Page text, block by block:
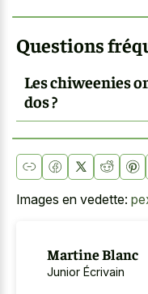
Questions
Les chiweenies
dos ?
Images en vedette:
Martine Blanc
Junior Écrivain